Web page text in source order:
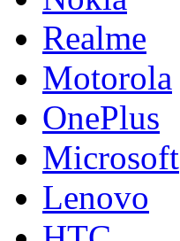
Realme
Motorola
OnePlus
Microsoft
Lenovo